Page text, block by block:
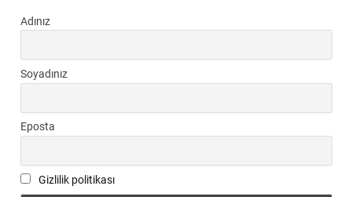
Adınız
Soyadınız
Eposta
Gizlilik politikası